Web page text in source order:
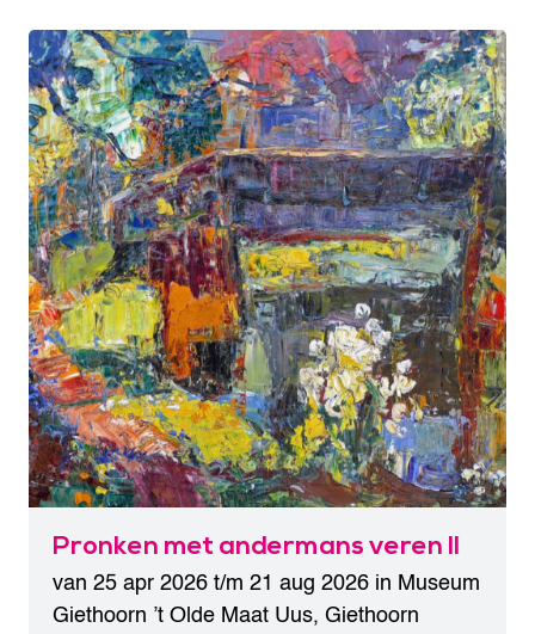
Pronken met andermans veren II
van 25 apr 2026 t/m 21 aug 2026 in Museum
Giethoorn ’t Olde Maat Uus, Giethoorn